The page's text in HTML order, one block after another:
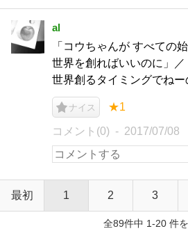
al
「コウちゃんが すべての
世界を創ればいいのに」
世界創るタイミングでねー
ナイス ★1
コメント(0) 2017/07/08
最初 1 2 3
全89件中 1-20 件